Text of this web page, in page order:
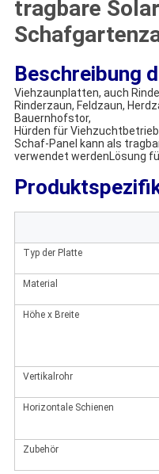
tragbare
Beschreibung
Viehzaunplatten, auch
Rinderzaun, Feldzaun,
Bauernhofstor,
Hürden für
Schaf-Panel kann als
verwendet werdenLösung
Typ der Platte
Material
Höhe x Breite
Vertikalrohr
Horizontale Schienen
Zubehör